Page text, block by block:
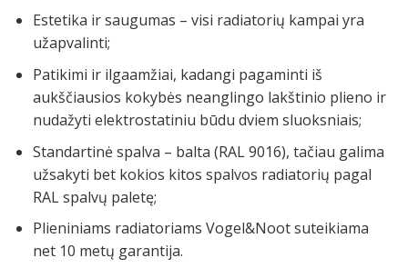
Estetika ir saugumas – visi radiatorių kampai yra
užapvalinti;
Patikimi ir ilgaamžiai, kadangi pagaminti iš
aukščiausios kokybės neanglingo lakštinio plieno ir
nudažyti elektrostatiniu būdu dviem sluoksniais;
Standartinė spalva – balta (RAL 9016), tačiau galima
užsakyti bet kokios kitos spalvos radiatorių pagal
RAL spalvų paletę;
Plieniniams radiatoriams Vogel&Noot suteikiama
net 10 metų garantija.